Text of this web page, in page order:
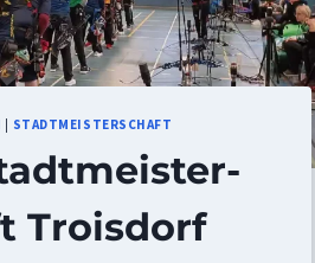
STADTMEISTERSCHAFT
Troisdorf